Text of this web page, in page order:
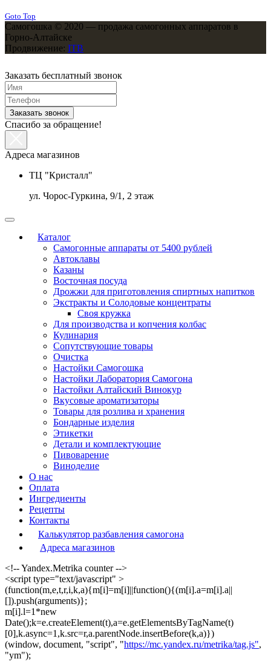
Goto Top
Самогошка © 2020 — продажа самогонных аппаратов в
Горно-Алтайске
Продвижение: ITB
Заказать бесплатный звонок
Заказать звонок
Спасибо за обращение!
Адреса магазинов
ТЦ "Кристалл"
ул. Чорос-Гуркина, 9/1, 2 этаж
Каталог
Самогонные аппараты от 5400 рублей
Автоклавы
Казаны
Восточная посуда
Дрожжи для приготовления спиртных напитков
Экстракты и Солодовые концентраты
Своя кружка
Для производства и копчения колбас
Кулинария
Сопутствующие товары
Очистка
Настойки Самогошка
Настойки Лаборатория Самогона
Настойки Алтайский Винокур
Вкусовые ароматизаторы
Товары для розлива и хранения
Бондарные изделия
Этикетки
Детали и комплектующие
Пивоварение
Виноделие
О нас
Оплата
Ингредиенты
Рецепты
Контакты
Калькулятор разбавления самогона
Адреса магазинов
<!-- Yandex.Metrika counter -->
<script type="text/javascript" >
(function(m,e,t,r,i,k,a){m[i]=m[i]||function(){(m[i].a=m[i].a||
[]).push(arguments)};
m[i].l=1*new
Date();k=e.createElement(t),a=e.getElementsByTagName(t)
[0],k.async=1,k.src=r,a.parentNode.insertBefore(k,a)})
(window, document, "script", "https://mc.yandex.ru/metrika/tag.js",
"ym");